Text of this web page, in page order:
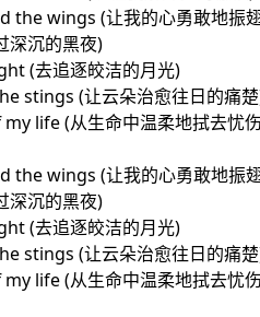
the wings (让我的心勇敢地振
沉的黑夜)
(去追逐皎洁的月光)
stings (让云朵治愈往日的痛
life (从生命中温柔地拭去忧
the wings (让我的心勇敢地振
沉的黑夜)
(去追逐皎洁的月光)
stings (让云朵治愈往日的痛
life (从生命中温柔地拭去忧